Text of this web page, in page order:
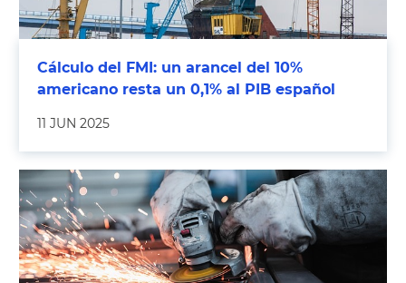
Cálculo del FMI: un arancel del 10%
americano resta un 0,1% al PIB español
11 JUN 2025